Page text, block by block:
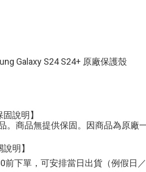
Galaxy S24 S24+ 原廠保護殼
說明】
。商品無提供保固。因商品為原廠
明】
前下單，可安排當日出貨（例假日